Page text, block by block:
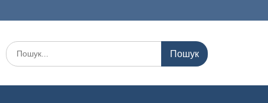
Шукати: